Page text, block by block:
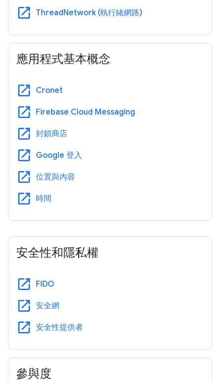
open_in_new ThreadNetwork (執行緒網路)
應用程式基本概念
open_in_new Cronet
open_in_new Firebase Cloud Messaging
open_in_new 封鎖商店
open_in_new Google 登入
open_in_new 位置與內容
open_in_new 時間
安全性和隱私權
open_in_new FIDO
open_in_new 安全網
open_in_new 安全性提供者
參與度